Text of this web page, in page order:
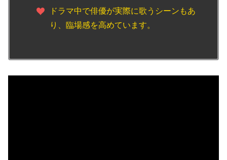
ドラマ中で俳優が実際に歌うシーンもあ
り、臨場感を高めています。